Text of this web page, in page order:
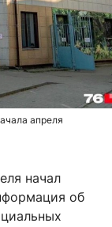
апреля
начал
об